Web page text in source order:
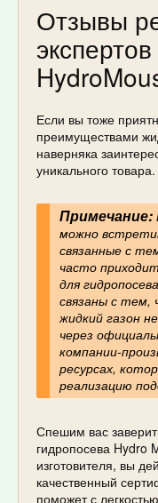
Отзывы
Если вы тоже
преимуществами
наверняка
уникального товара.
Примечание:
можно
связанные с
часто
для
связаны с тем,
жидкий газон
через
компании-
ресурсах,
реализацию
Спешим вас
гидропосева Hydro
изготовителя, вы
качественный
поможет с